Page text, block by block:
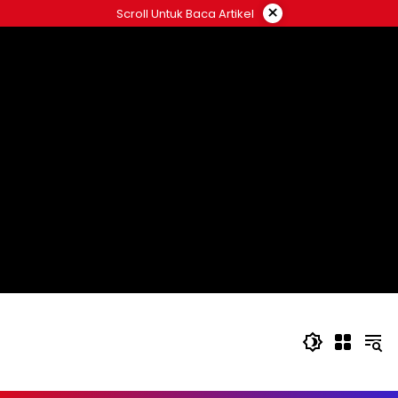
ke
Scroll Untuk Baca Artikel ×